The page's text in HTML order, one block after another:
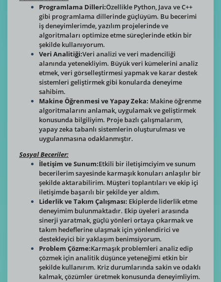
Programlama Dilleri:Özellikle Python, Java ve C++
gibi programlama dillerinde güçlüyüm. Bu becerimi
iş deneyimlerimde, yazılım projelerinde ve
algoritmaları optimize etme süreçlerinde etkin bir
şekilde kullanıyorum.
Veri Analitiği:Veri analizi ve veri madenciliği
alanında yetenekliyim. Büyük veri kümelerini analiz
etmek, veri görselleştirmesi yapmak ve karar destek
sistemleri geliştirmek gibi konularda deneyime
sahibim.
Makine Öğrenmesi ve Yapay Zeka: Makine öğrenme
algoritmalarını anlamak, uygulamak ve geliştirmek
konusunda bilgiliyim. Proje bazlı çalışmalarım,
yapay zeka tabanlı sistemlerin oluşturulması ve
uygulanmasına odaklanmıştır.
Sosyal Beceriler:
İletişim ve Sunum:Etkili bir iletişimciyim ve sunum
becerilerim sayesinde karmaşık konuları anlaşılır bir
şekilde aktarabilirim. Müşteri toplantıları ve ekip içi
iletişimde başarılı bir şekilde yer aldım.
Liderlik ve Takım Çalışması: Ekiplerde liderlik etme
deneyimim bulunmaktadır. Ekip üyeleri arasında
sinerji yaratmak, güçlü yönleri ortaya çıkarmak ve
takım hedeflerine ulaşmak için yönlendirici ve
destekleyici bir yaklaşım benimsiyorum.
Problem Çözme:Karmaşık problemleri analiz edip
çözmek için analitik düşünce yeteneğimi etkin bir
şekilde kullanırım. Kriz durumlarında sakin ve odaklı
kalmak, çözümler üretmek konusunda deneyimliyim.